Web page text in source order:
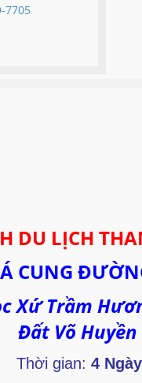
7705
DU LỊCH
CUNG
Xứ Trầm
Đất Võ
Thời gian: 4